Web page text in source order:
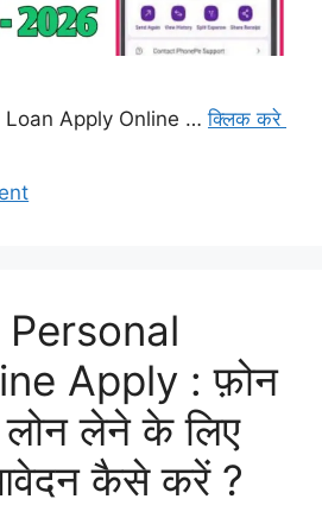
Loan Apply Online …क्लिक करे
Apply : फ़ोन
लेने के लिए
कैसे करें ?